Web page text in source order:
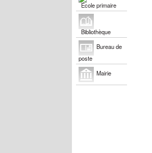
École primaire
Bibliothèque
Bureau de
poste
Mairie